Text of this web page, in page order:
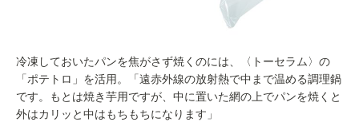
冷凍しておいたパンを焦がさず焼くのには、〈トーセラム〉の
「ポテトロ」を活用。「遠赤外線の放射熱で中まで温める調理鍋
です。もとは焼き芋用ですが、中に置いた網の上でパンを焼くと
外はカリッと中はもちもちになります」